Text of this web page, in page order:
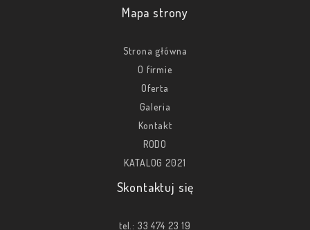
Mapa strony
Strona główna
O firmie
Oferta
Galeria
Kontakt
RODO
KATALOG 2021
Skontaktuj się
tel.: 33 474 23 19